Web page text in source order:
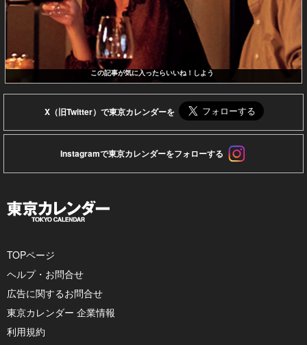
この記事が気に入ったらいいね！しよう
X（旧Twitter）で東京カレンダーを
Instagramで東京カレンダーをフォローする
TOPページ
ヘルプ・お問合せ
広告に関するお問合せ
東京カレンダー 企業情報
利用規約